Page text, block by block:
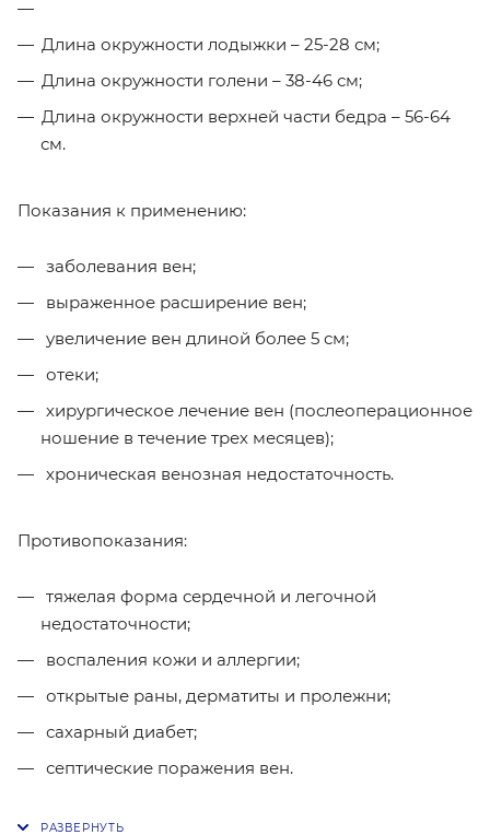
Длина окружности лодыжки – 25-28 см;
Длина окружности голени – 38-46 см;
Длина окружности верхней части бедра – 56-64
см.
Показания к применению:
заболевания вен;
выраженное расширение вен;
увеличение вен длиной более 5 см;
отеки;
хирургическое лечение вен (послеоперационное
ношение в течение трех месяцев);
хроническая венозная недостаточность.
Противопоказания:
тяжелая форма сердечной и легочной
недостаточности;
воспаления кожи и аллергии;
открытые раны, дерматиты и пролежни;
сахарный диабет;
септические поражения вен.